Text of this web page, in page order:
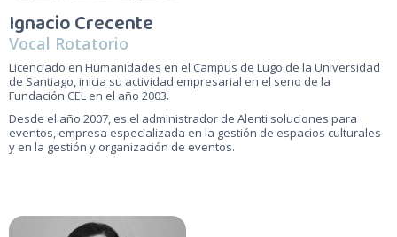
Ignacio Crecente
Vocal Rotatorio
Licenciado en Humanidades en el Campus de Lugo de la Universidad
de Santiago, inicia su actividad empresarial en el seno de la
Fundación CEL en el año 2003.
Desde el año 2007, es el administrador de Alenti soluciones para
eventos, empresa especializada en la gestión de espacios culturales
y en la gestión y organización de eventos.